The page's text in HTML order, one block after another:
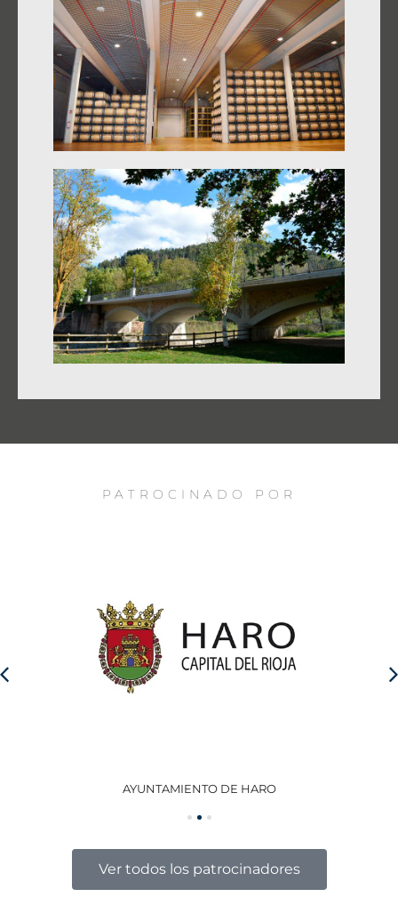
PATROCINADO POR
AYUNTAMIENTO DE HARO
Ver todos los patrocinadores